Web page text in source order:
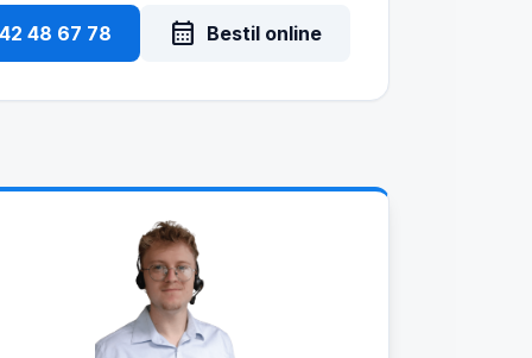
48 67 78 calendar_month Bestil online